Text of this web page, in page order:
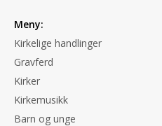
Meny:
Kirkelige handlinger
Gravferd
Kirker
Kirkemusikk
Barn og unge